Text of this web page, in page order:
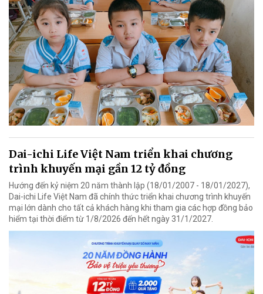
Dai-ichi Life Việt Nam triển khai chương
trình khuyến mại gần 12 tỷ đồng
Hướng đến kỷ niệm 20 năm thành lập (18/01/2007 - 18/01/2027),
Dai-ichi Life Việt Nam đã chính thức triển khai chương trình khuyến
mại lớn dành cho tất cả khách hàng khi tham gia các hợp đồng bảo
hiểm tại thời điểm từ 1/8/2026 đến hết ngày 31/1/2027.